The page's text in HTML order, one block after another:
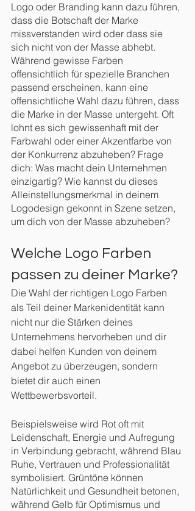
Logo oder Branding kann dazu führen,
dass die Botschaft der Marke
missverstanden wird oder dass sie
sich nicht von der Masse abhebt.
Während gewisse Farben
offensichtlich für spezielle Branchen
passend erscheinen, kann eine
offensichtliche Wahl dazu führen, dass
die Marke in der Masse untergeht. Oft
lohnt es sich gewissenhaft mit der
Farbwahl oder einer Akzentfarbe von
der Konkurrenz abzuheben? Frage
dich: Was macht dein Unternehmen
einzigartig? Wie kannst du dieses
Alleinstellungsmerkmal in deinem
Logodesign gekonnt in Szene setzen,
um dich von der Masse abzuheben?
Welche Logo Farben
passen zu deiner Marke?
Die Wahl der richtigen Logo Farben
als Teil deiner Markenidentität kann
nicht nur die Stärken deines
Unternehmens hervorheben und dir
dabei helfen Kunden von deinem
Angebot zu überzeugen, sondern
bietet dir auch einen
Wettbewerbsvorteil.
Beispielsweise wird Rot oft mit
Leidenschaft, Energie und Aufregung
in Verbindung gebracht, während Blau
Ruhe, Vertrauen und Professionalität
symbolisiert. Grüntöne können
Natürlichkeit und Gesundheit betonen,
während Gelb für Optimismus und